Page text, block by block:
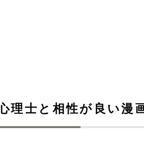
理士と相性が良い漫